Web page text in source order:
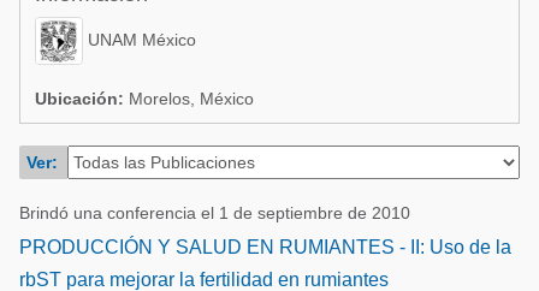
Acuacultura
Micotoxinas
Avicultura
Porcicultura
Lechería
Comunidades en portugués
Avicultura
Porcicultura
Ganadería
Lechería
UNAM México
Ubicación: Morelos, México
Ver:
Brindó una conferencia el 1 de septiembre de 2010
PRODUCCIÓN Y SALUD EN RUMIANTES - II: Uso de la
rbST para mejorar la fertilidad en rumiantes